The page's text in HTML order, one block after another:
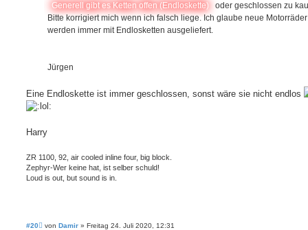
Generell gibt es Ketten offen (Endloskette)
oder geschlossen zu
Bitte korrigiert mich wenn ich falsch liege. Ich glaube neue Motorräder
werden immer mit Endlosketten ausgeliefert.
Jürgen
Eine Endloskette ist immer geschlossen, sonst wäre sie nicht endlos
Harry
ZR 1100, 92, air cooled inline four, big block.
Zephyr-Wer keine hat, ist selber schuld!
Loud is out, but sound is in.
#20
Bvon Damir » Freitag 24. Juli 2020, 12:31